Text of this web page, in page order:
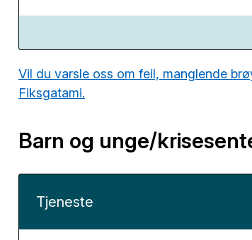
Vil du varsle oss om feil, manglende
Fiksgatami.
Barn og unge/
Tjeneste